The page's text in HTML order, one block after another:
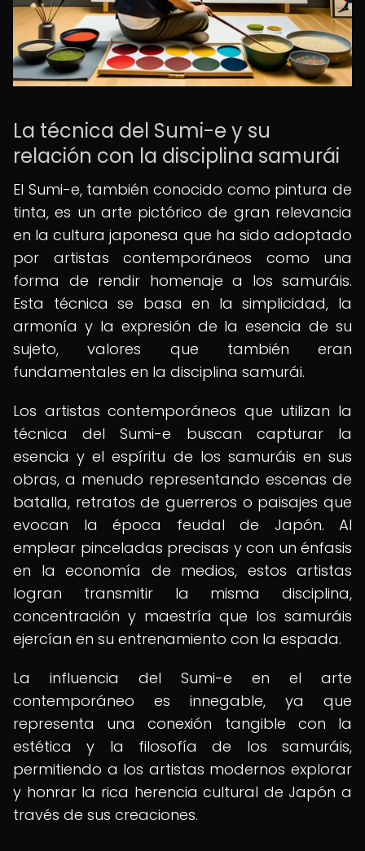
La técnica del Sumi-e y su
relación con la disciplina samurái
El Sumi-e, también conocido como pintura de
tinta, es un arte pictórico de gran relevancia
en la cultura japonesa que ha sido adoptado
por artistas contemporáneos como una
forma de rendir homenaje a los samuráis.
Esta técnica se basa en la simplicidad, la
armonía y la expresión de la esencia de su
sujeto, valores que también eran
fundamentales en la disciplina samurái.
Los artistas contemporáneos que utilizan la
técnica del Sumi-e buscan capturar la
esencia y el espíritu de los samuráis en sus
obras, a menudo representando escenas de
batalla, retratos de guerreros o paisajes que
evocan la época feudal de Japón. Al
emplear pinceladas precisas y con un énfasis
en la economía de medios, estos artistas
logran transmitir la misma disciplina,
concentración y maestría que los samuráis
ejercían en su entrenamiento con la espada.
La influencia del Sumi-e en el arte
contemporáneo es innegable, ya que
representa una conexión tangible con la
estética y la filosofía de los samuráis,
permitiendo a los artistas modernos explorar
y honrar la rica herencia cultural de Japón a
través de sus creaciones.